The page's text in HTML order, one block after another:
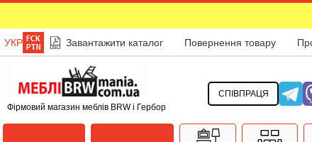
УКР Завантажити каталог Повернення товару
Фірмовий магазин меблів BRW і Гербор
СПІВПРАЦЯ